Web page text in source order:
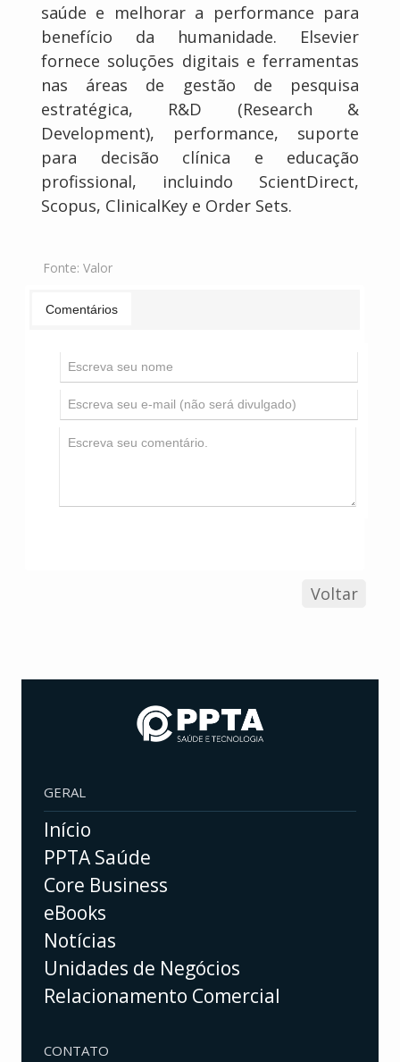
saúde e melhorar a performance para
benefício da humanidade. Elsevier
fornece soluções digitais e ferramentas
nas áreas de gestão de pesquisa
estratégica, R&D (Research &
Development), performance, suporte
para decisão clínica e educação
profissional, incluindo ScientDirect,
Scopus, ClinicalKey e Order Sets.
Fonte: Valor
Comentários
Voltar
GERAL
Início
PPTA Saúde
Core Business
eBooks
Notícias
Unidades de Negócios
Relacionamento Comercial
CONTATO